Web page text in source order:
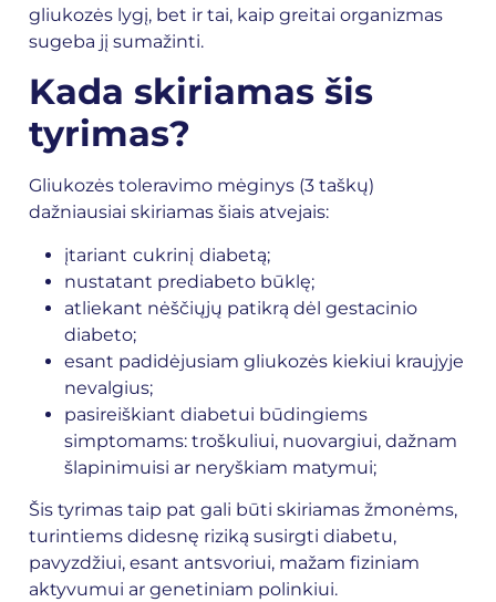
gliukozės lygį, bet ir tai, kaip greitai organizmas
sugeba jį sumažinti.
Kada skiriamas šis
tyrimas?
Gliukozės toleravimo mėginys (3 taškų)
dažniausiai skiriamas šiais atvejais:
įtariant cukrinį diabetą;
nustatant prediabeto būklę;
atliekant nėščiųjų patikrą dėl gestacinio
diabeto;
esant padidėjusiam gliukozės kiekiui kraujyje
nevalgius;
pasireiškiant diabetui būdingiems
simptomams: troškuliui, nuovargiui, dažnam
šlapinimuisi ar neryškiam matymui;
Šis tyrimas taip pat gali būti skiriamas žmonėms,
turintiems didesnę riziką susirgti diabetu,
pavyzdžiui, esant antsvoriui, mažam fiziniam
aktyvumui ar genetiniam polinkiui.